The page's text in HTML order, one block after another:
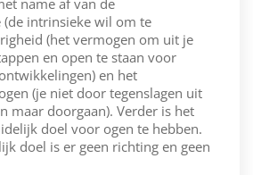
name af van de
intrinsieke wil om te
(het vermogen om uit je
en open te staan voor
en het
(je niet door tegenslagen uit
maar doorgaan). Verder is het
doel voor ogen te hebben.
doel is er geen richting en geen